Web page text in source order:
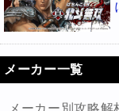
メーカー一覧
メーカー別攻略解